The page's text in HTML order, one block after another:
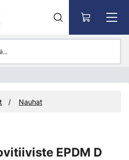
Nauhat
EPDM D